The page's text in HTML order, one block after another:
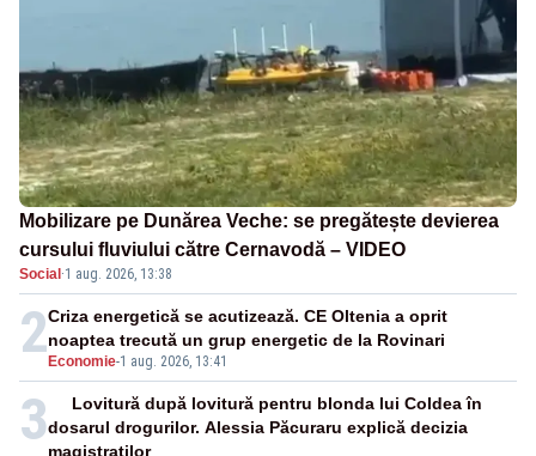
Mobilizare pe Dunărea Veche: se pregătește devierea
cursului fluviului către Cernavodă – VIDEO
Social ·1 aug. 2026, 13:38
2 Economie-1 aug. 2026, 13:41
Criza energetică se acutizează. CE Oltenia a oprit
noaptea trecută un grup energetic de la Rovinari
3
Lovitură după lovitură pentru blonda lui Coldea în
dosarul drogurilor. Alessia Păcuraru explică decizia
magistraților